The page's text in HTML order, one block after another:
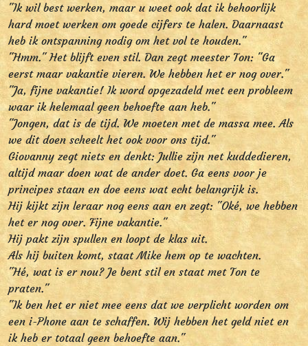
"Ik wil best werken, maar u weet ook dat ik behoorlijk
hard moet werken om goede cijfers te halen. Daarnaast
heb ik ontspanning nodig om het vol te houden."
"Hmm." Het blijft even stil. Dan zegt meester Ton: "Ga
eerst maar vakantie vieren. We hebben het er nog over."
"Ja, fijne vakantie! Ik word opgezadeld met een probleem
waar ik helemaal geen behoefte aan heb."
"Jongen, dat is de tijd. We moeten met de massa mee. Als
we dit doen scheelt het ook voor ons tijd."
Giovanny zegt niets en denkt: Jullie zijn net kuddedieren,
altijd maar doen wat de ander doet. Ga eens voor je
principes staan en doe eens wat echt belangrijk is.
Hij kijkt zijn leraar nog eens aan en zegt: "Oké, we hebben
het er nog over. Fijne vakantie."
Hij pakt zijn spullen en loopt de klas uit.
Als hij buiten komt, staat Mike hem op te wachten.
"Hé, wat is er nou? Je bent stil en staat met Ton te
praten."
"Ik ben het er niet mee eens dat we verplicht worden om
een i-Phone aan te schaffen. Wij hebben het geld niet en
ik heb er totaal geen behoefte aan."